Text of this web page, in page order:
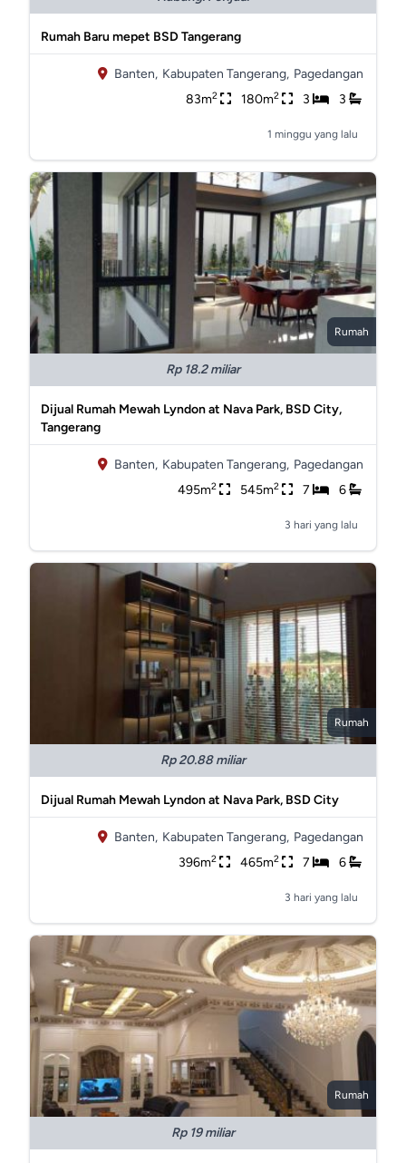
Rumah Baru mepet BSD Tangerang
Banten, Kabupaten Tangerang, Pagedangan
83m2 180m2 3 3
1 minggu yang lalu
Rumah
Rp 18.2 miliar
Dijual Rumah Mewah Lyndon at Nava Park, BSD City,
Tangerang
Banten, Kabupaten Tangerang, Pagedangan
495m2 545m2 7 6
3 hari yang lalu
Rumah
Rp 20.88 miliar
Dijual Rumah Mewah Lyndon at Nava Park, BSD City
Banten, Kabupaten Tangerang, Pagedangan
396m2 465m2 7 6
3 hari yang lalu
Rumah
Rp 19 miliar